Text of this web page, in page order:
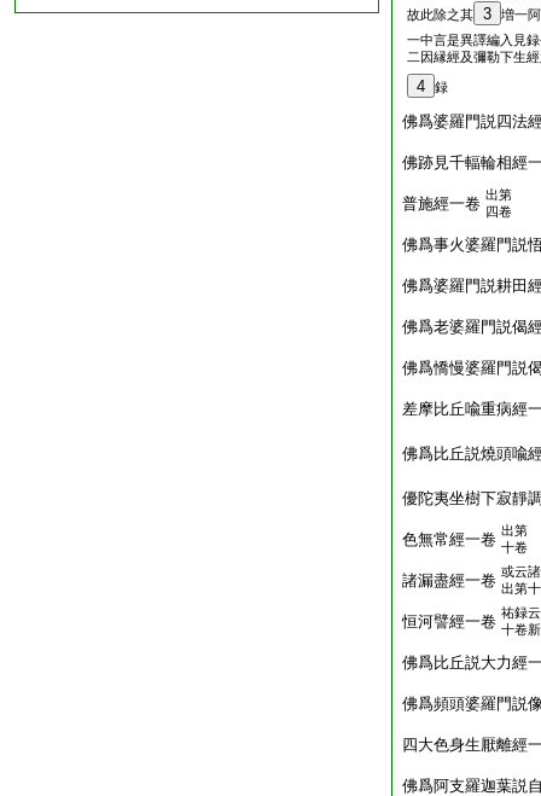
故此除之其
3
増一
一中言是異譯編入見
二因縁經及彌勒下生
4 録
佛爲婆羅門説四法
佛跡見千輻輪相經
普施經一卷 出第
四卷
佛爲事火婆羅門説
佛爲婆羅門説耕田
佛爲老婆羅門説偈
佛爲憍慢婆羅門説
差摩比丘喩重病經
佛爲比丘説燒頭喩
優陀夷坐樹下寂靜
色無常經一卷 出第
十卷
諸漏盡經一卷 或云
出第
恒河譬經一卷 祐録
十卷
佛爲比丘説大力經
佛爲頻頭婆羅門説
四大色身生厭離經
佛爲阿支羅迦葉説